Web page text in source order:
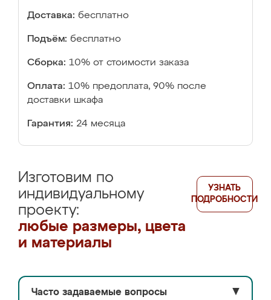
Доставка: бесплатно
Подъём: бесплатно
Сборка: 10% от стоимости заказа
Оплата: 10% предоплата, 90% после
доставки шкафа
Гарантия: 24 месяца
Изготовим по
индивидуальному
проекту:
любые размеры, цвета
и материалы
УЗНАТЬ
ПОДРОБНОСТИ
Часто задаваемые вопросы ▼